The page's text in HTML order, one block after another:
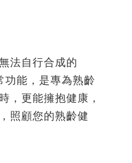
法自行合成的
功能，是專為熟齡
，更能擁抱健康，
照顧您的熟齡健